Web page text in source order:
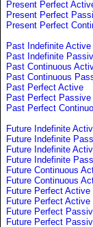
Present Perfect
Present Perfect
Present Perfect
Past Indefinite Active
Past Indefinite
Past Continuous
Past Continuous
Past Perfect Active
Past Perfect Passive
Past Perfect
Future Indefinite
Future Indefinite
Future Indefinite
Future Indefinite
Future Continuous
Future Continuous
Future Perfect Active
Future Perfect
Future Perfect
Future Perfect